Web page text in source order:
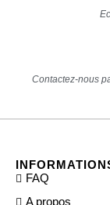
Contactez-nous
FAQ
A propos